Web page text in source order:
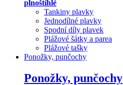
plnoštíhlé
Tankiny plavky
Jednodílné plavky
Spodní díly plavek
Plážové šátky a parea
Plážové tašky
Ponožky, punčochy
Ponožky, punčochy